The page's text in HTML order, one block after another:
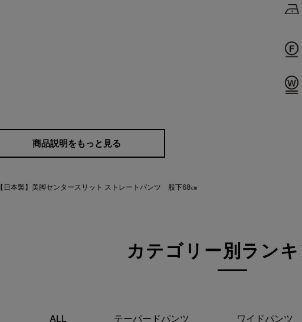
商品説明をもっと見る
【日本製】美脚センタースリット ストレートパンツ 股下68㎝
カテゴリー別ラン
ALL テーパードパンツ ワイドパンツ